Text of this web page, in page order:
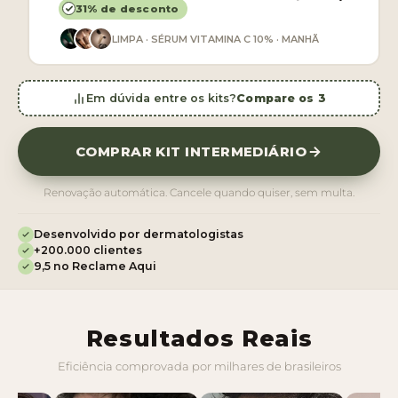
31% de desconto
LIMPA · SÉRUM VITAMINA C 10% · MANHÃ
LIMPA R$ 45,90
Comprando separado:
Em dúvida entre os kits?Compare os 3
COMPRAR KIT INTERMEDIÁRIO
Renovação automática. Cancele quando quiser, sem multa.
Desenvolvido por dermatologistas
+200.000 clientes
9,5 no Reclame Aqui
Resultados Reais
Eficiência comprovada por milhares de brasileiros